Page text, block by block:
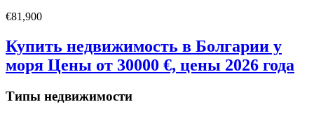
€81,900
Купить недвижимость в Болгарии у
моря Цены от 30000 €, цены 2026 года
Типы недвижимости